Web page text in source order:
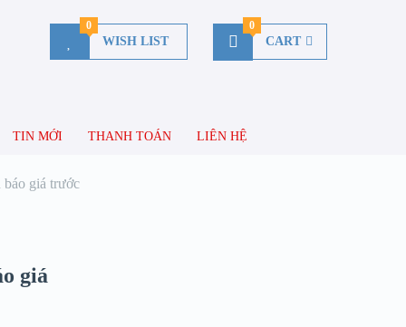
WISH LIST
0
CART
0
TIN MỚI THANH TOÁN LIÊN HỆ
giá trước
giá